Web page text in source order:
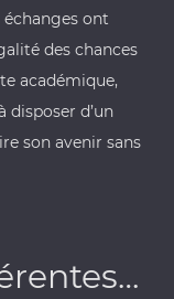
ont
des chances
académique,
disposer d’un
son avenir sans